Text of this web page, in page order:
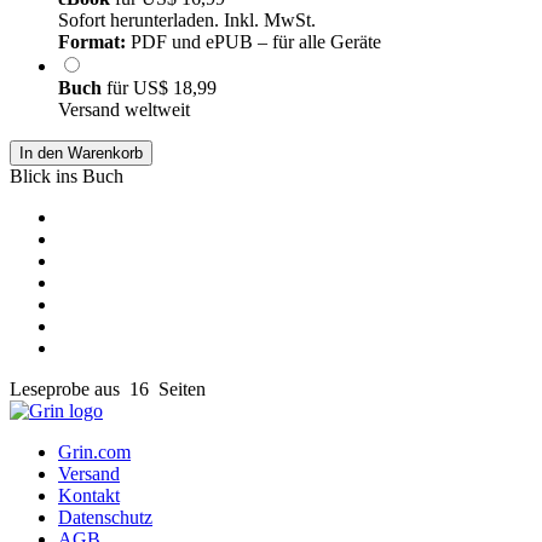
Sofort herunterladen. Inkl. MwSt.
Format: PDF und ePUB – für alle Geräte
Buch fürUS$ 18,99
Versand weltweit
In den Warenkorb
Blick ins Buch
Leseprobe aus 16 Seiten
Grin.com
Versand
Kontakt
Datenschutz